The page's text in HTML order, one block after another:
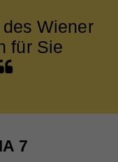
Wiener
für Sie
7